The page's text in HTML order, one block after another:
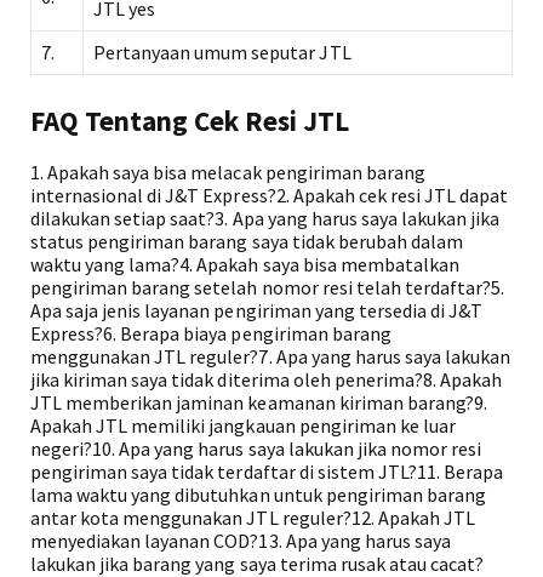
JTL yes
7.
Pertanyaan umum seputar JTL
FAQ Tentang Cek Resi JTL
1. Apakah saya bisa melacak pengiriman barang
internasional di J&T Express?2. Apakah cek resi JTL dapat
dilakukan setiap saat?3. Apa yang harus saya lakukan jika
status pengiriman barang saya tidak berubah dalam
waktu yang lama?4. Apakah saya bisa membatalkan
pengiriman barang setelah nomor resi telah terdaftar?5.
Apa saja jenis layanan pengiriman yang tersedia di J&T
Express?6. Berapa biaya pengiriman barang
menggunakan JTL reguler?7. Apa yang harus saya lakukan
jika kiriman saya tidak diterima oleh penerima?8. Apakah
JTL memberikan jaminan keamanan kiriman barang?9.
Apakah JTL memiliki jangkauan pengiriman ke luar
negeri?10. Apa yang harus saya lakukan jika nomor resi
pengiriman saya tidak terdaftar di sistem JTL?11. Berapa
lama waktu yang dibutuhkan untuk pengiriman barang
antar kota menggunakan JTL reguler?12. Apakah JTL
menyediakan layanan COD?13. Apa yang harus saya
lakukan jika barang yang saya terima rusak atau cacat?